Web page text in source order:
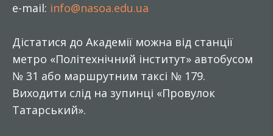
e-mail: info@nasoa.edu.ua
Дістатися до Академії можна від станції
метро «Політехнічний інститут» автобусом
№ 31 або маршрутним таксі № 179.
Виходити слід на зупинці «Провулок
Татарський».